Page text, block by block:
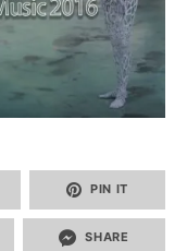
PIN IT
SHARE